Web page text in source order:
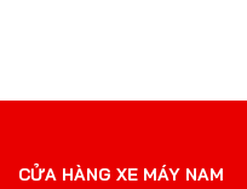
CỬA HÀNG XE MÁY NAM